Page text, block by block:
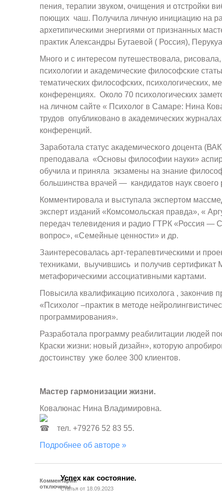
пения, терапии звуком, очищения и отстройки
поющих чаш. Получила личную инициацию на
архетипическими энергиями от признанных
практик Александры Бутаевой ( Россия),
Много и с интересом путешествовала,
психологии и академические философские
тематических философских, психологических,
конференциях. Около 70 психологических
на личном сайте « Психолог в Самаре: Нина
трудов опубликовано в академических
конференций.
Заработала статус академического доцента
преподавала «Основы философии науки»
обучила и приняла экзамены на знание
большинства врачей — кандидатов наук своего
Комментировала и выступала экспертом
эксперт изданий «Комсомольская правда», «
передач телевидения и радио ГТРК «Россия —
вопрос», «Семейные ценности» и др.
Заинтересовалась арт-терапевтическими и
техниками, выучившись и получив сертификат
метафорическими ассоциативными картами.
Повысила квалификацию психолога , закончив
«Психолог –практик в методе
программирования».
Разработала программу реабилитации людей
Краски жизни: новый дизайн», которую
достоинству уже более 300 клиентов.
Мастер гармонизации жизни.
Ковалюнас Нина Владимировна.
тел. +79276 52 83 55.
Подробнее об авторе »
Комментарии
отключены
Успех как состояние.
Статья от 18.09.2023